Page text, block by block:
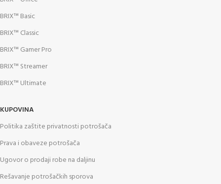
BRIX™ Basic
BRIX™ Classic
BRIX™ Gamer Pro
BRIX™ Streamer
BRIX™ Ultimate
KUPOVINA
Politika zaštite privatnosti potrošača
Prava i obaveze potrošača
Ugovor o prodaji robe na daljinu
Rešavanje potrošačkih sporova